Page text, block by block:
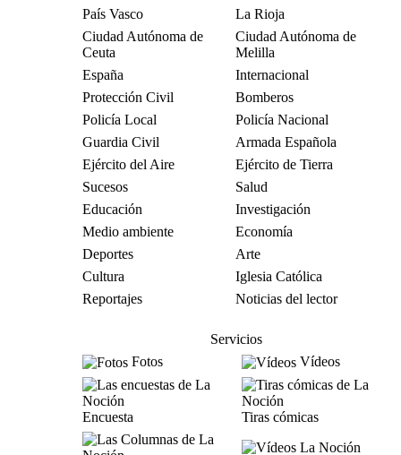
País Vasco
La Rioja
Ciudad Autónoma de
Ceuta
Ciudad Autónoma de
Melilla
España
Internacional
Protección Civil
Bomberos
Policía Local
Policía Nacional
Guardia Civil
Armada Española
Ejército del Aire
Ejército de Tierra
Sucesos
Salud
Educación
Investigación
Medio ambiente
Economía
Deportes
Arte
Cultura
Iglesia Católica
Reportajes
Noticias del lector
Servicios
Fotos
Vídeos
Encuesta Tiras cómicas